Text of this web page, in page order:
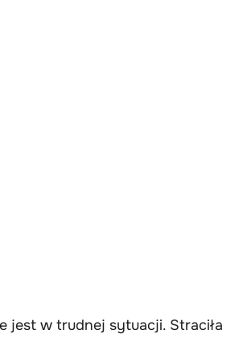
jest w trudnej sytuacji. Straciła